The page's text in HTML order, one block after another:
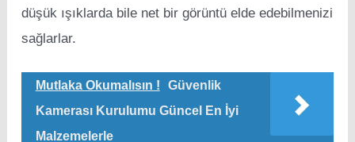
düşük ışıklarda bile net bir görüntü elde edebilmenizi
sağlarlar.
Mutlaka Okumalısın !
Güvenlik
Kamerası Kurulumu Güncel En İyi
Malzemelerle